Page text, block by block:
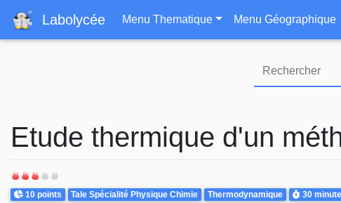
Labolycée Navigation principale
Menu Thematique Menu Géographique
Etude thermique d'un
Points
10 points Theme
Tale Spécialité Physique Chimie Thermodynamique Durée
30